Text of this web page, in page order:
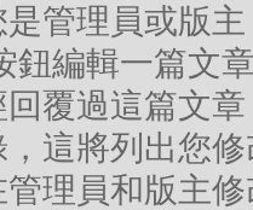
是管理員或版
鈕編輯一篇文
回覆過這篇文
，這將列出您
管理員和版主